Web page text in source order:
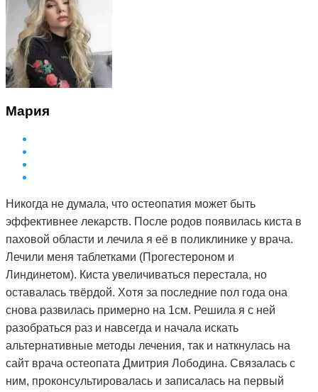
Мария
Никогда не думала, что остеопатия может быть
эффективнее лекарств. После родов появилась киста в
паховой области и лечила я её в поликлинике у врача.
Лечили меня таблетками (Прогестероном и
Линдинетом). Киста увеличиваться перестала, но
оставалась твёрдой. Хотя за последние пол года она
снова развилась примерно на 1см. Решила я с ней
разобраться раз и навсегда и начала искать
альтернативные методы лечения, так и наткнулась на
сайт врача остеопата Дмитрия Лободина. Связалась с
ним, проконсультировалась и записалась на первый